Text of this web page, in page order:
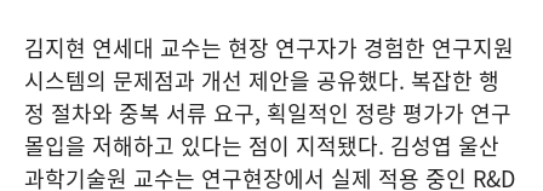
김지현 연세대 교수는 현장 연구자가 경험한 연구지원
시스템의 문제점과 개선 제안을 공유했다. 복잡한 행
정 절차와 중복 서류 요구, 획일적인 정량 평가가 연구
몰입을 저해하고 있다는 점이 지적됐다. 김성엽 울산
과학기술원 교수는 연구현장에서 실제 적용 중인 R&D